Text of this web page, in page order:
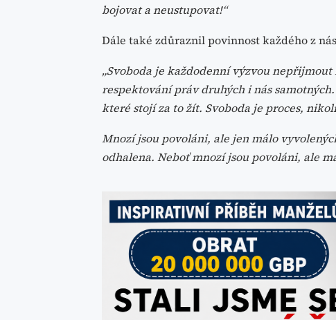
bojovat a neustupovat!“
Dále také zdůraznil povinnost každého z
„Svoboda je každodenní výzvou
respektování práv druhých i nás
které stojí za to žít. Svoboda je proces,
Mnozí jsou povoláni, ale jen málo
odhalena. Neboť mnozí jsou povoláni, ale